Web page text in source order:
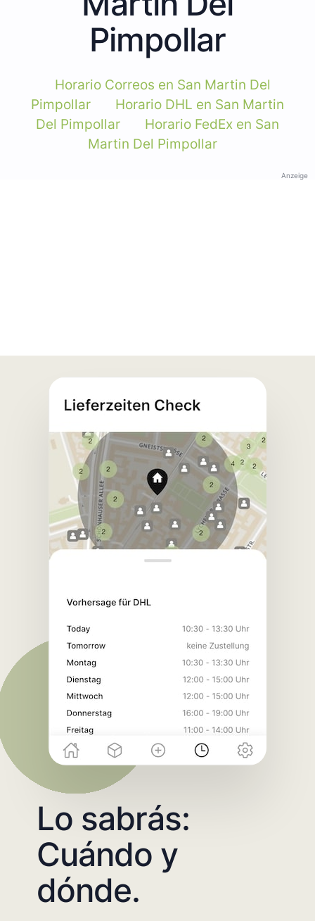
Pimpollar
Horario Correos en San Martin Del
Pimpollar
Horario DHL en San Martin
Del Pimpollar
Horario FedEx en San
Martin Del Pimpollar
Anzeige
Lo sabrás:
Cuándo y
dónde.